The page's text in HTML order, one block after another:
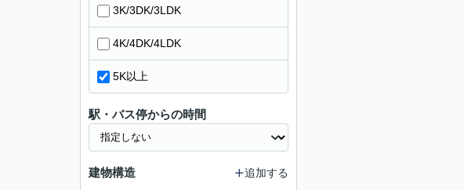
3K/3DK/3LDK
4K/4DK/4LDK
5K以上
駅・バス停からの時間
建物構造 追加する